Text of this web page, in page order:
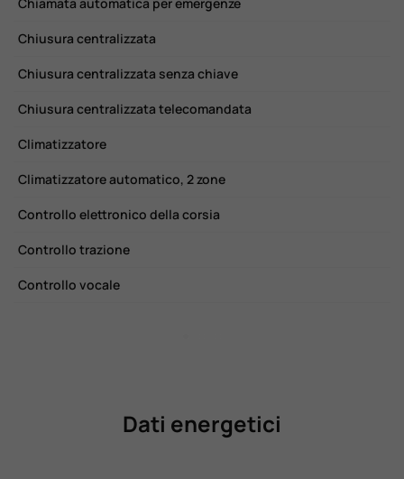
Chiusura centralizzata
Chiusura centralizzata senza chiave
Chiusura centralizzata telecomandata
Climatizzatore
Climatizzatore automatico, 2 zone
Controllo elettronico della corsia
Controllo trazione
Controllo vocale
Dati energetici